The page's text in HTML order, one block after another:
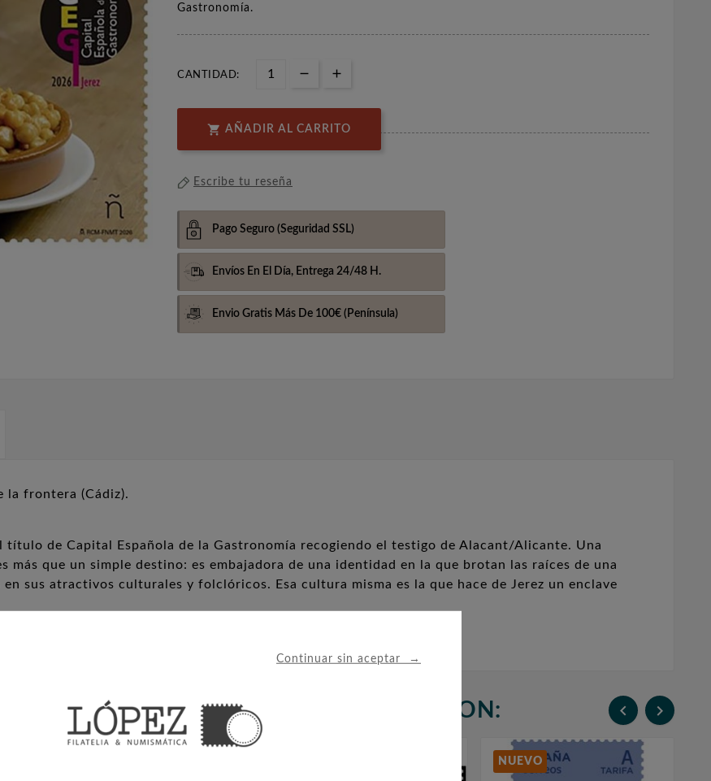
Continuar sin aceptar →
Gastronomía.
CANTIDAD:
 AÑADIR AL CARRITO
Escribe tu reseña
Pago Seguro (Seguridad SSL)
Envíos En El Día, Entrega 24/48 H.
Envio Gratis Más De 100€ (Península)
la frontera (Cádiz).
título de Capital Española de la Gastronomía recogiendo el testigo de Alacant/Alicante. Una
que un simple destino: es embajadora de una identidad en la que brotan las raíces de una
sus atractivos culturales y folclóricos. Esa cultura misma es la que hace de Jerez un enclave
ESTE PRODUCTO TAMBIÉN COMPRARON:  
NUEVO